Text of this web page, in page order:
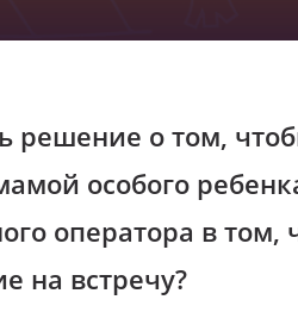
решение о том,
особого
оператора в
на встречу?